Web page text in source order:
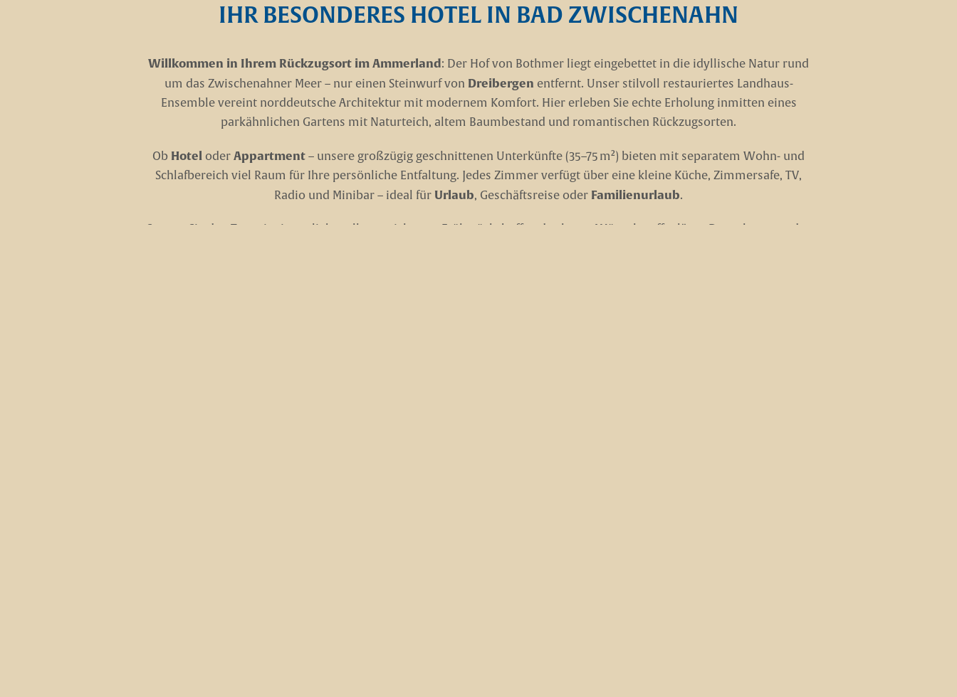
IHR BESONDERES HOTEL IN BAD ZWISCHENAHN
Willkommen in Ihrem Rückzugsort im Ammerland: Der Hof von Bothmer liegt eingebettet in die idyllische Natur rund
um das Zwischenahner Meer – nur einen Steinwurf von Dreibergen entfernt. Unser stilvoll restauriertes Landhaus-
Ensemble vereint norddeutsche Architektur mit modernem Komfort. Hier erleben Sie echte Erholung inmitten eines
parkähnlichen Gartens mit Naturteich, altem Baumbestand und romantischen Rückzugsorten.
Ob Hotel oder Appartment – unsere großzügig geschnittenen Unterkünfte (35–75 m²) bieten mit separatem Wohn- und
Schlafbereich viel Raum für Ihre persönliche Entfaltung. Jedes Zimmer verfügt über eine kleine Küche, Zimmersafe, TV,
Radio und Minibar – ideal für Urlaub, Geschäftsreise oder Familienurlaub.
Starten Sie den Tag mit einem liebevoll angerichteten Frühstücksbuffet, das kaum Wünsche offenlässt. Danach wartet das